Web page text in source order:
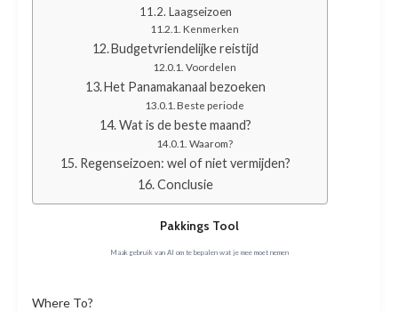
Laagseizoen
Kenmerken
Budgetvriendelijke reistijd
Voordelen
Het Panamakanaal bezoeken
Beste periode
Wat is de beste maand?
Waarom?
Regenseizoen: wel of niet vermijden?
Conclusie
Pakkings Tool
Maak gebruik van AI om te bepalen wat je mee moet nemen
Where To?